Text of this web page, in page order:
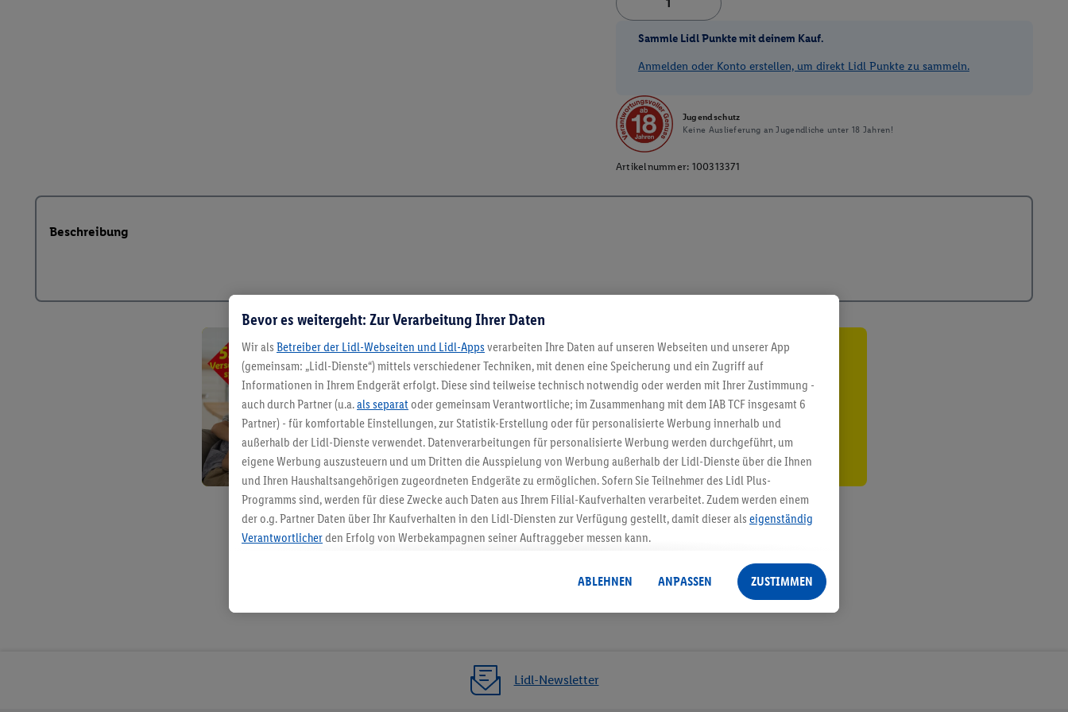
Sammle Lidl Punkte mit deinem Kauf.
Anmelden oder Konto erstellen, um direkt Lidl Punkte zu sammeln.
Jugendschutz
Keine Auslieferung an Jugendliche unter 18 Jahren!
Artikelnummer: 100313371
Beschreibung
5.95 € Versand sparen³²ᵃ
Jetzt zum Newsletter anmelden
Gutschein sichern!
Lidl-Newsletter
Bevor es weitergeht: Zur Verarbeitung Ihrer Daten
Wir als Betreiber der Lidl-Webseiten und Lidl-Apps verarbeiten Ihre Daten auf unseren Webseiten und unserer App
(gemeinsam: „Lidl-Dienste“) mittels verschiedener Techniken, mit denen eine Speicherung und ein Zugriff auf
Informationen in Ihrem Endgerät erfolgt. Diese sind teilweise technisch notwendig oder werden mit Ihrer Zustimmung -
auch durch Partner (u.a.als separat oder gemeinsam Verantwortliche; im Zusammenhang mit dem IAB TCF insgesamt 6
Partner) - für komfortable Einstellungen, zur Statistik-Erstellung oder für personalisierte Werbung innerhalb und
außerhalb der Lidl-Dienste verwendet. Datenverarbeitungen für personalisierte Werbung werden durchgeführt, um
eigene Werbung auszusteuern und um Dritten die Ausspielung von Werbung außerhalb der Lidl-Dienste über die Ihnen
und Ihren Haushaltsangehörigen zugeordneten Endgeräte zu ermöglichen. Sofern Sie Teilnehmer des Lidl Plus-
Programms sind, werden für diese Zwecke auch Daten aus Ihrem Filial-Kaufverhalten verarbeitet. Zudem werden einem
der o.g. Partner Daten über Ihr Kaufverhalten in den Lidl-Diensten zur Verfügung gestellt, damit dieser als eigenständig
Verantwortlicherden Erfolg von Werbekampagnen seiner Auftraggeber messen kann.
angereicherten Profilen. Dies umfasst die Zusammenführung von Daten (z.B. über Ihre Nutzung der Lidl-Dienste, Ihr
Kaufverhalten in den Lidl-Diensten, Informationen aus Ihrem Kundenkonto - z.B. Alter oder Geschlecht - sowie Ihre
genauen Standortdaten) auch über verschiedene Endgeräte und Lidl-Dienste hinweg einschließlich dem Speichern von
Erfolgsmessung der Werbung, zur Zielgruppenforschung, zur Entwicklung von Angeboten sowie zur technischen
Sicherung und Optimierung dieser Werbeausspielungen.
ABLEHNEN ANPASSEN ZUSTIMMEN